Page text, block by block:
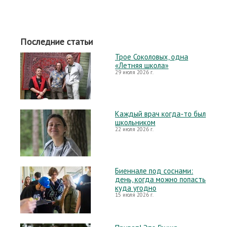
Последние статьи
Трое Соколовых, одна
«Летняя школа»
29 июля 2026 г.
Каждый врач когда-то был
школьником
22 июля 2026 г.
Биеннале под соснами:
день, когда можно попасть
куда угодно
15 июля 2026 г.